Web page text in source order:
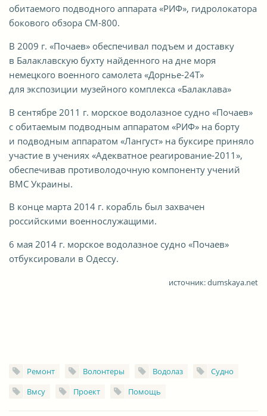
обитаемого подводного аппарата «РИФ», гидролокатора
бокового обзора СМ-800.
В 2009 г. «Почаев» обеспечивал подъем и доставку
в Балаклавскую бухту найденного на дне моря
немецкого военного самолета «Дорнье-24Т»
для экспозиции музейного комплекса «Балаклава»
В сентябре 2011 г. морское водолазное судно «Почаев»
с обитаемым подводным аппаратом «РИФ» на борту
и подводным аппаратом «Лангуст» на буксире приняло
участие в учениях «Адекватное реагирование-2011»,
обеспечивав противолодочную компоненту учений
ВМС Украины.
В конце марта 2014 г. корабль был захвачен
российскими военнослужащими.
6 мая 2014 г. морское водолазное судно «Почаев»
отбуксировали в Одессу.
источник: dumskaya.net
Ремонт Волонтеры Водолаз
Судно
Вмсу
Проект Помощь